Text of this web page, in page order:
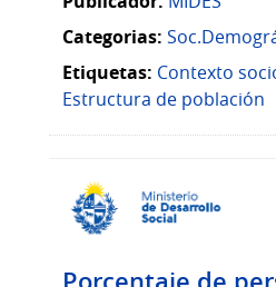
Categorias:
Etiquetas: Contexto
Estructura de población